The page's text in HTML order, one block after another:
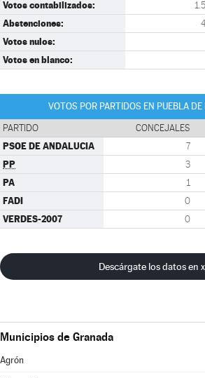
Votos contabilizados:
Abstenciones:
Votos nulos:
Votos en blanco:
VOTOS POR PARTIDOS EN PUEBLA DE
PARTIDO CONCEJALES
PSOE DE ANDALUCIA 7
PP 3
PA 1
FADI 0
VERDES-2007 0
Descárgate los datos en
Municipios de Granada
Agrón